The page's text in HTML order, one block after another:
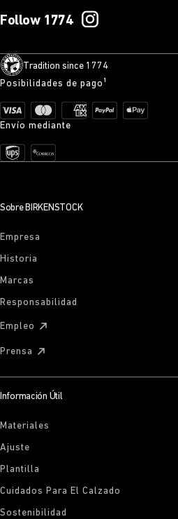
Follow 1774
Tradition since 1774
Posibilidades de pago¹
Envío mediante
Sobre BIRKENSTOCK
Empresa
Historia
Marcas
Responsabilidad
Empleo
Prensa
Información Útil
Materiales
Ajuste
Plantilla
Cuidados Para El Calzado
Sostenibilidad